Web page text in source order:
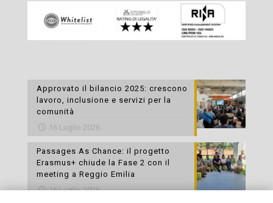
Approvato il bilancio 2025: crescono
lavoro, inclusione e servizi per la
comunità
16 Luglio 2026
Passages As Chance: il progetto
Erasmus+ chiude la Fase 2 con il
meeting a Reggio Emilia
16 Luglio 2026